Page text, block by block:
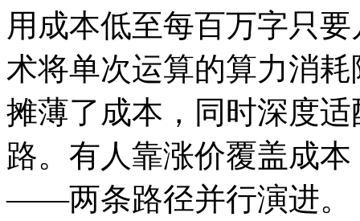
用成本低至每百万字只要
术将单次运算的算力消
摊薄了成本，同时深度
路。有人靠涨价覆盖成
——两条路径并行演进。